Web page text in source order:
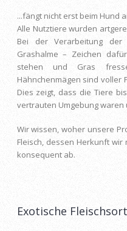
...fängt nicht erst beim Hund
Alle Nutztiere wurden
Bei der Verarbeitung der
Grashalme – Zeichen
stehen und Gras
Hähnchenmägen sind voller
Dies zeigt, dass die Tiere
vertrauten Umgebung waren
Wir wissen, woher unsere
Fleisch, dessen Herkunft
konsequent ab.
Exotische